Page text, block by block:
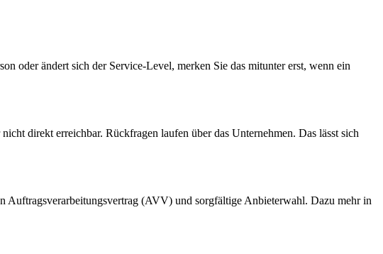
oder ändert sich der Service-Level, merken Sie das mitunter erst, wenn ein
direkt erreichbar. Rückfragen laufen über das Unternehmen. Das lässt sich
Auftragsverarbeitungsvertrag (AVV) und sorgfältige Anbieterwahl. Dazu mehr in